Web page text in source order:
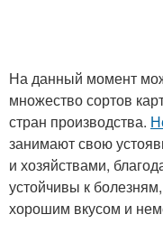
На данный момент
множество сортов
стран производства.
занимают свою
и хозяйствами,
устойчивы к
хорошим вкусом и